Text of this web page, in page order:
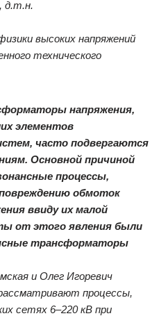
д.т.н.
высоких напряжений
технического
напряжения,
элементов
часто подвергаются
Основной причиной
процессы,
обмоток
ввиду их малой
от этого явления были
трансформаторы
и Олег Игоревич
процессы,
сетях 6–220 кВ при